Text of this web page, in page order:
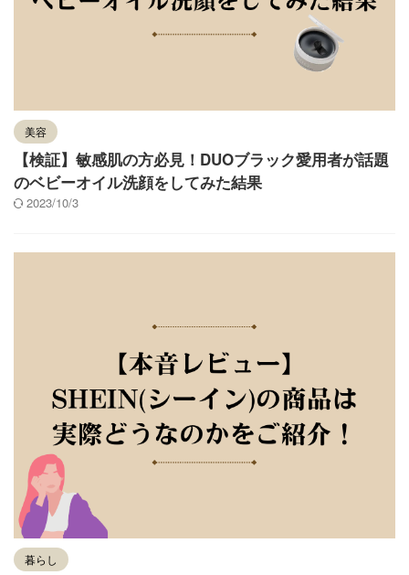
美容
【検証】敏感肌の方必見！DUOブラック愛用者が話題
のベビーオイル洗顔をしてみた結果
2023/10/3
暮らし